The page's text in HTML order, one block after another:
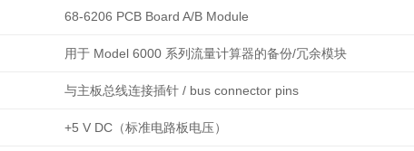
68-6206 PCB Board A/B Module
用于 Model 6000 系列流量计算器的备份/冗余模块
与主板总线连接插针 / bus connector pins
+5 V DC（标准电路板电压）